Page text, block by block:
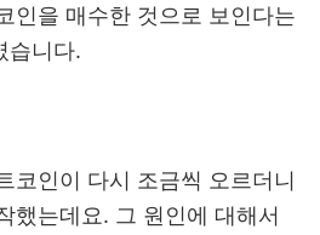
인을 매수한 것으로 보인다는
습니다.
코인이 다시 조금씩 오르더니
했는데요. 그 원인에 대해서